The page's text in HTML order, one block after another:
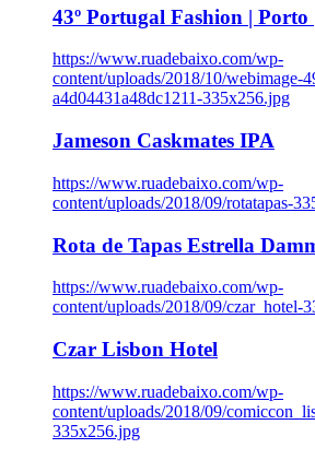
43º Portugal Fashion | Porto
https://www.ruadebaixo.com/wp-
content/uploads/2018/10/webimage-
a4d04431a48dc1211-335x256.jpg
Jameson Caskmates IPA
https://www.ruadebaixo.com/wp-
content/uploads/2018/09/rotatapas-
Rota de Tapas Estrella
https://www.ruadebaixo.com/wp-
content/uploads/2018/09/czar_hotel-
Czar Lisbon Hotel
https://www.ruadebaixo.com/wp-
content/uploads/2018/09/
335x256.jpg